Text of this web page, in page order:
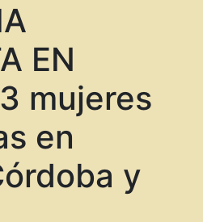
EN
mujeres
en
y